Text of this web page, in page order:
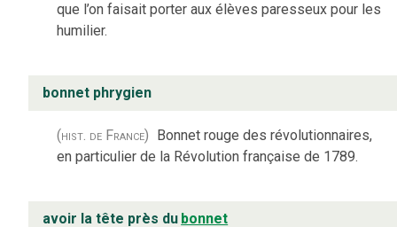
que l’on faisait porter aux élèves paresseux pour les
humilier.
bonnet phrygien
(hist. de France)
Bonnet rouge des révolutionnaires,
en particulier de la Révolution française de 1789.
avoir la tête près du bonnet